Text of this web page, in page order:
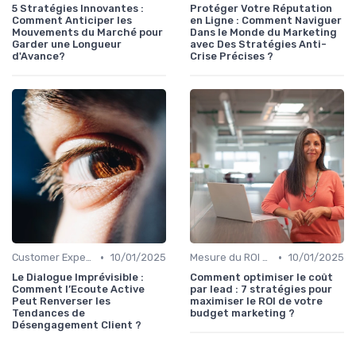
5 Stratégies Innovantes :
Comment Anticiper les
Mouvements du Marché pour
Garder une Longueur
d'Avance?
Protéger Votre Réputation
en Ligne : Comment Naviguer
Dans le Monde du Marketing
avec Des Stratégies Anti-
Crise Précises ?
Customer Experience & parcours client • 10/01/2025
Le Dialogue Imprévisible :
Comment l’Ecoute Active
Peut Renverser les
Tendances de
Désengagement Client ?
Mesure du ROI marketing • 10/01/2025
Comment optimiser le coût
par lead : 7 stratégies pour
maximiser le ROI de votre
budget marketing ?